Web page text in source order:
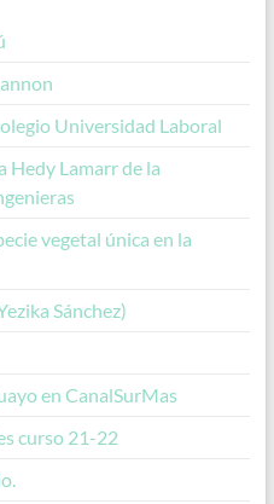
Universidad Laboral
Hedy Lamarr de la
vegetal única en la
Sánchez)
en CanalSurMas
curso 21-22